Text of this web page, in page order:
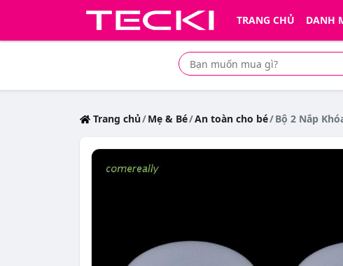
TRANG CHỦ DANH
Tìm mua sản phẩm giá rẻ nhất
Trang chủ Mẹ & Bé An toàn cho bé Bộ 2 Nắp